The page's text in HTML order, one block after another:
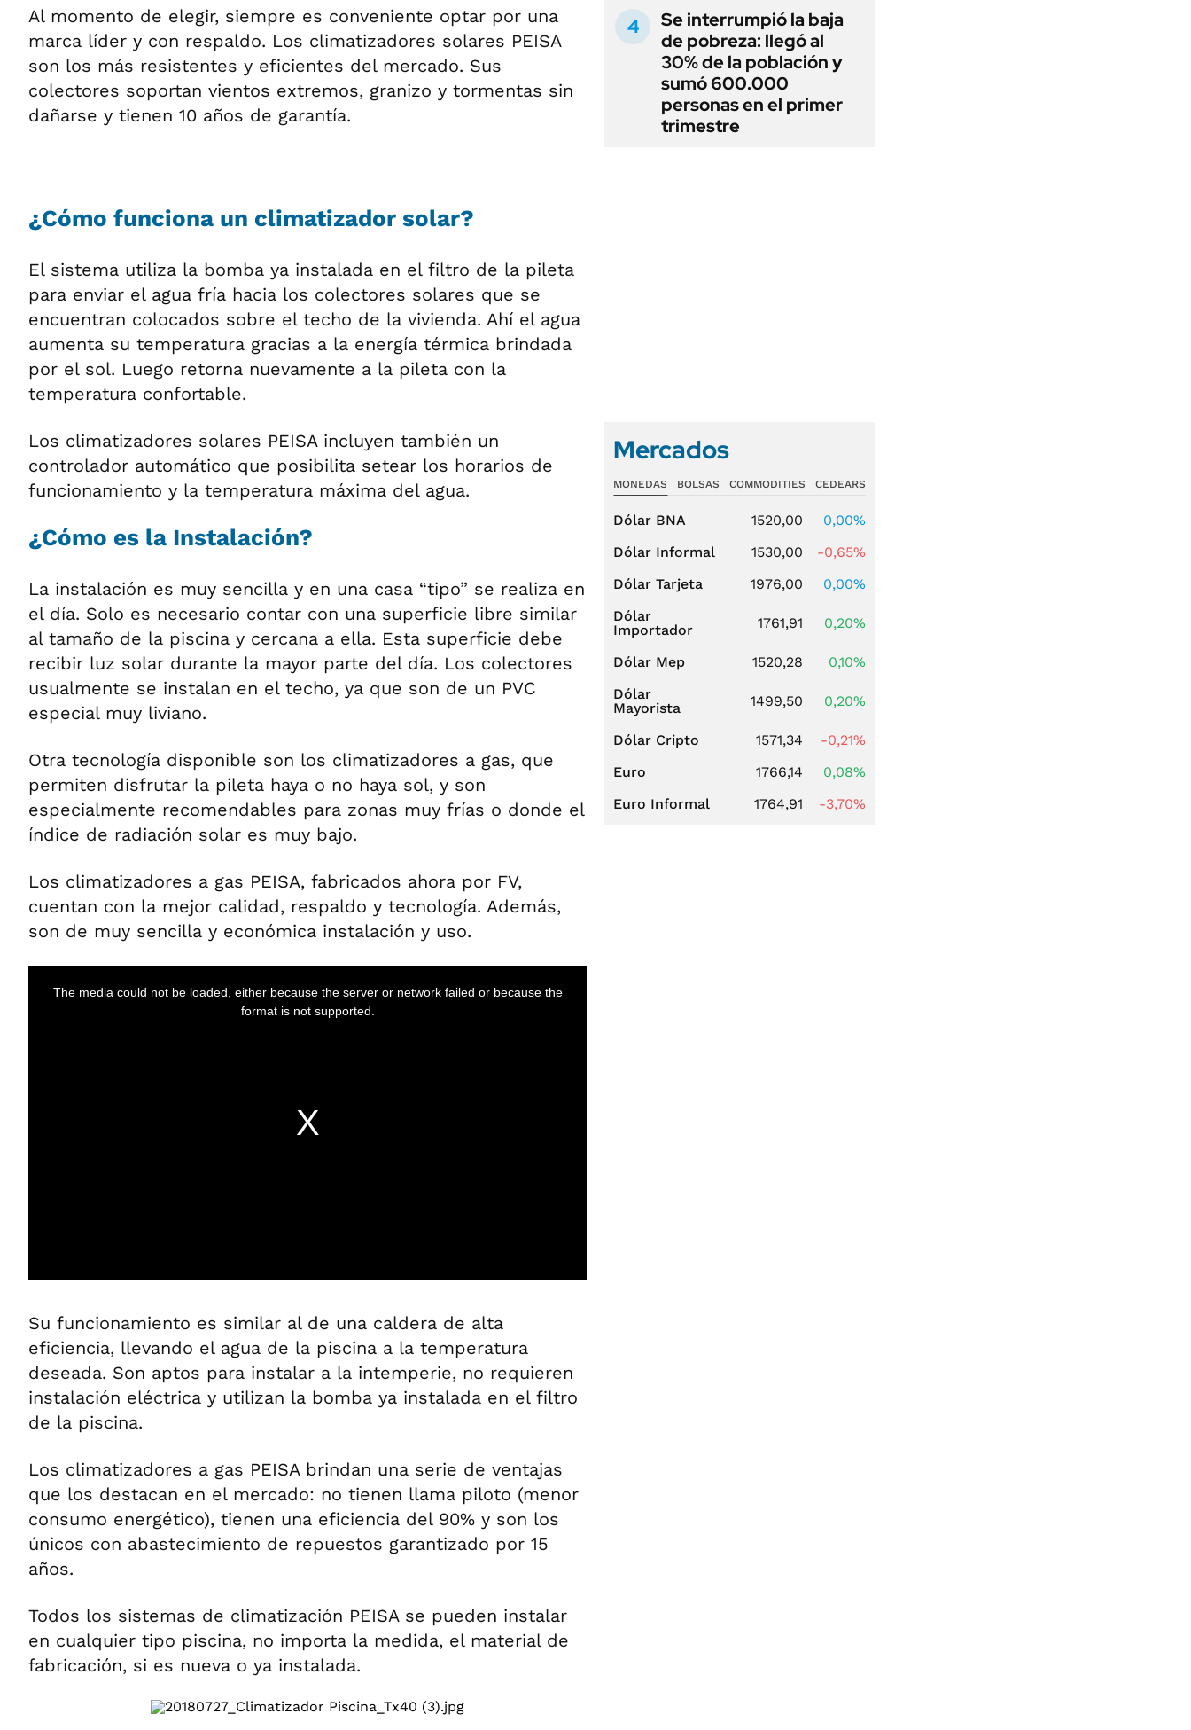
Al momento de elegir, siempre es conveniente optar por una
marca líder y con respaldo. Los climatizadores solares PEISA
son los más resistentes y eficientes del mercado. Sus
colectores soportan vientos extremos, granizo y tormentas sin
dañarse y tienen 10 años de garantía.
¿Cómo funciona un climatizador solar?
El sistema utiliza la bomba ya instalada en el filtro de la pileta
para enviar el agua fría hacia los colectores solares que se
encuentran colocados sobre el techo de la vivienda. Ahí el agua
aumenta su temperatura gracias a la energía térmica brindada
por el sol. Luego retorna nuevamente a la pileta con la
temperatura confortable.
Los climatizadores solares PEISA incluyen también un
controlador automático que posibilita setear los horarios de
funcionamiento y la temperatura máxima del agua.
¿Cómo es la Instalación?
La instalación es muy sencilla y en una casa “tipo” se realiza en
el día. Solo es necesario contar con una superficie libre similar
al tamaño de la piscina y cercana a ella. Esta superficie debe
recibir luz solar durante la mayor parte del día. Los colectores
usualmente se instalan en el techo, ya que son de un PVC
especial muy liviano.
Otra tecnología disponible son los climatizadores a gas, que
permiten disfrutar la pileta haya o no haya sol, y son
especialmente recomendables para zonas muy frías o donde el
índice de radiación solar es muy bajo.
Los climatizadores a gas PEISA, fabricados ahora por FV,
cuentan con la mejor calidad, respaldo y tecnología. Además,
son de muy sencilla y económica instalación y uso.
Su funcionamiento es similar al de una caldera de alta
eficiencia, llevando el agua de la piscina a la temperatura
deseada. Son aptos para instalar a la intemperie, no requieren
instalación eléctrica y utilizan la bomba ya instalada en el filtro
de la piscina.
Los climatizadores a gas PEISA brindan una serie de ventajas
que los destacan en el mercado: no tienen llama piloto (menor
consumo energético), tienen una eficiencia del 90% y son los
únicos con abastecimiento de repuestos garantizado por 15
años.
Todos los sistemas de climatización PEISA se pueden instalar
en cualquier tipo piscina, no importa la medida, el material de
fabricación, si es nueva o ya instalada.
Se interrumpió la baja
de pobreza: llegó al
30% de la población y
sumó 600.000
personas en el primer
trimestre
Mercados
MONEDAS BOLSAS COMMODITIES CEDEARS
Dólar BNA 1520,00
0,00%
Dólar Informal
1530,00
-0,65%
Dólar Tarjeta
1976,00
0,00%
Dólar
Importador
1761,91 0,20%
Dólar Mep 1520,28
0,10%
Dólar
Mayorista
1499,50 0,20%
Dólar Cripto 1571,34
-0,21%
Euro
1766,14
0,08%
Euro Informal
1764,91 -3,70%